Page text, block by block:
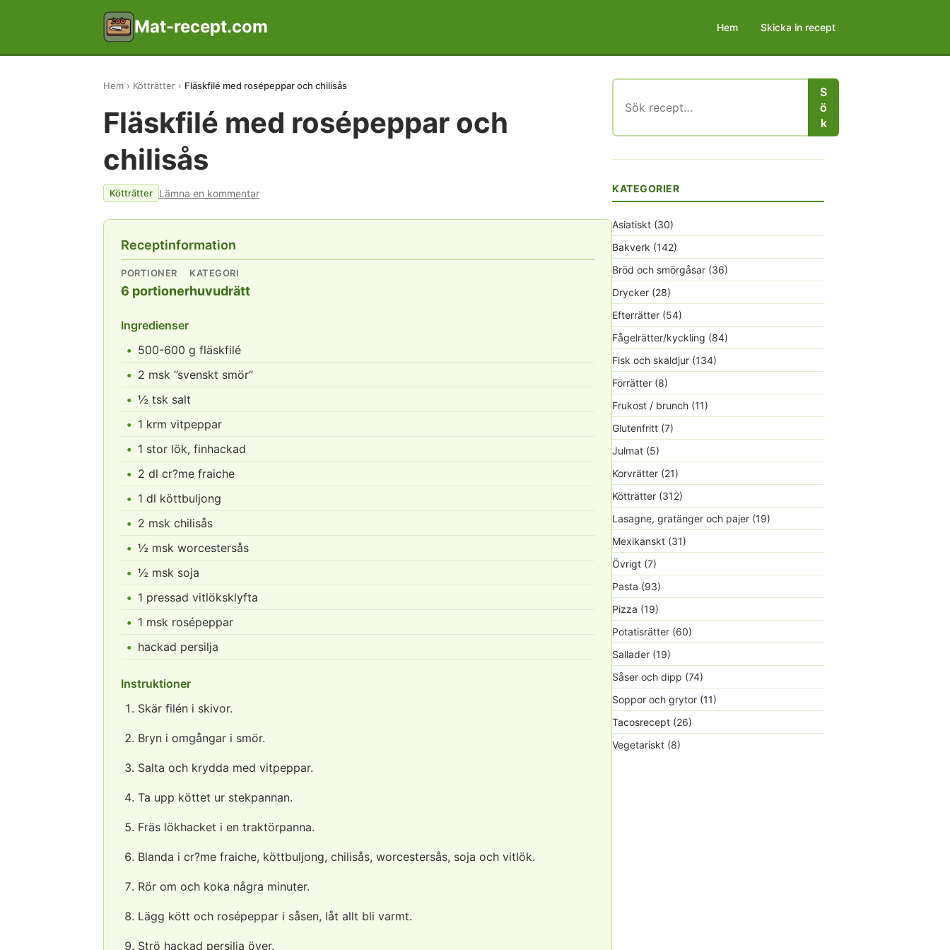
Mat-recept.com Hem Skicka in recept
Hem Kötträtter Fläskfilé med rosépeppar och chilisås
Fläskfilé med rosépeppar och
chilisås
Kötträtter Lämna en kommentar
Receptinformation
PORTIONER
6 portioner
KATEGORI
huvudrätt
Ingredienser
500-600 g fläskfilé
2 msk ”svenskt smör”
½ tsk salt
1 krm vitpeppar
1 stor lök, finhackad
2 dl cr?me fraiche
1 dl köttbuljong
2 msk chilisås
½ msk worcestersås
½ msk soja
1 pressad vitlöksklyfta
1 msk rosépeppar
hackad persilja
Instruktioner
Skär filén i skivor.
Bryn i omgångar i smör.
Salta och krydda med vitpeppar.
Ta upp köttet ur stekpannan.
Fräs lökhacket i en traktörpanna.
Blanda i cr?me fraiche, köttbuljong, chilisås, worcestersås, soja och vitlök.
Rör om och koka några minuter.
Lägg kött och rosépeppar i såsen, låt allt bli varmt.
Strö hackad persilja över.
efter:
S
ö
k
KATEGORIER
Asiatiskt (30)
Bakverk (142)
Bröd och smörgåsar (36)
Drycker (28)
Efterrätter (54)
Fågelrätter/kyckling (84)
Fisk och skaldjur (134)
Förrätter (8)
Frukost / brunch (11)
Glutenfritt (7)
Julmat (5)
Korvrätter (21)
Kötträtter (312)
Lasagne, gratänger och pajer (19)
Mexikanskt (31)
Övrigt (7)
Pasta (93)
Pizza (19)
Potatisrätter (60)
Sallader (19)
Såser och dipp (74)
Soppor och grytor (11)
Tacosrecept (26)
Vegetariskt (8)